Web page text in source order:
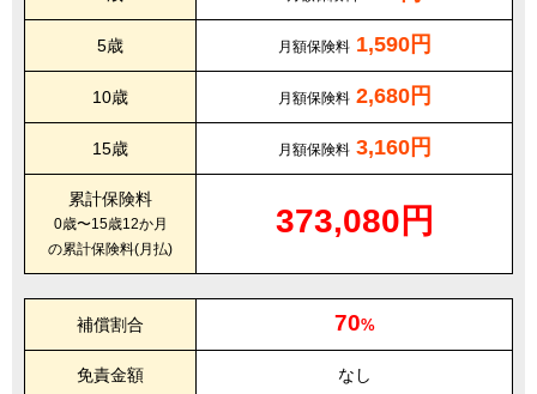
5歳 月額保険料 1,590円
10歳 月額保険料 2,680円
15歳 月額保険料 3,160円
累計保険料
0歳〜15歳12か月
の累計保険料(月払)
373,080円
補償割合 70%
免責金額 なし